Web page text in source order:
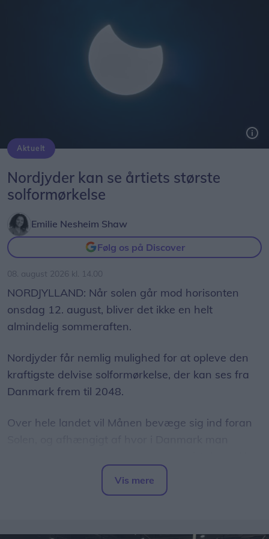
Aktuelt
Nordjyder kan se årtiets største
solformørkelse
Emilie Nesheim Shaw
Følg os på Discover
08. august 2026 kl. 14.00
NORDJYLLAND: Når solen går mod horisonten
onsdag 12. august, bliver det ikke en helt
almindelig sommeraften.
Nordjyder får nemlig mulighed for at opleve den
kraftigste delvise solformørkelse, der kan ses fra
Danmark frem til 2048.
Over hele landet vil Månen bevæge sig ind foran
Formørkelsen topper omkring klokken 20.00, kort
Vis mere